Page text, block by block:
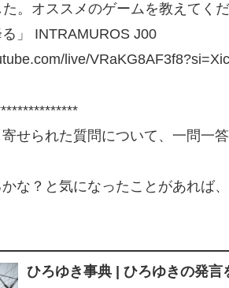
。オススメのゲームを教えてく
」 INTRAMUROS J00
live/
せられた質問について、一問一
な？と気になったことがあれば
ひろゆき事典 | ひろゆきの発言